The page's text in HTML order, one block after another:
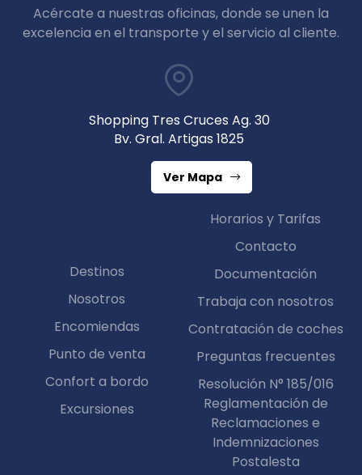
Acércate a nuestras oficinas, donde se unen la
excelencia en el transporte y el servicio al cliente.
Shopping Tres Cruces Ag. 30
Bv. Gral. Artigas 1825
Ver Mapa
Destinos
Nosotros
Encomiendas
Punto de venta
Confort a bordo
Excursiones
Horarios y Tarifas
Contacto
Documentación
Trabaja con nosotros
Contratación de coches
Preguntas frecuentes
Resolución N° 185/016
Reglamentación de
Reclamaciones e
Indemnizaciones
Postalesta